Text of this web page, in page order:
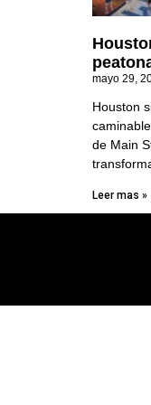
mayo 29,
Houston
de Main
Leer mas »